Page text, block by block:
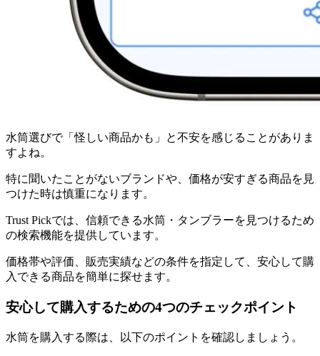
水筒選びで「怪しい商品かも」と不安を感じることがありま
すよね。
特に聞いたことがないブランドや、価格が安すぎる商品を見
つけた時は慎重になります。
Trust Pickでは、信頼できる水筒・タンブラーを見つけるため
の検索機能を提供しています。
価格帯や評価、販売実績などの条件を指定して、安心して購
入できる商品を簡単に探せます。
安心して購入するための4つのチェックポイント
水筒を購入する際は、以下のポイントを確認しましょう。